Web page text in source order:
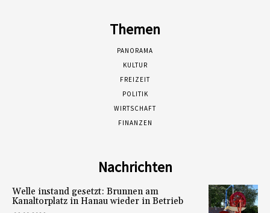
Themen
PANORAMA
KULTUR
FREIZEIT
POLITIK
WIRTSCHAFT
FINANZEN
Nachrichten
Welle instand gesetzt: Brunnen am
Kanaltorplatz in Hanau wieder in Betrieb